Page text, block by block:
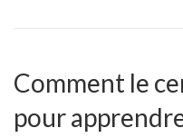
Comment le
pour